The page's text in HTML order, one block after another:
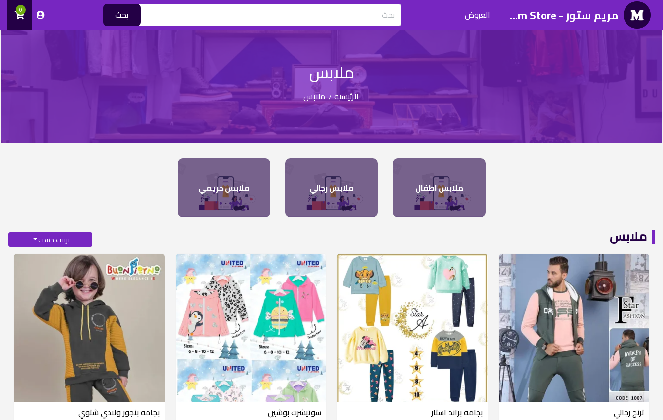
مريم ستور - Mariam Store العروض بحث 0
ملابس
الرئيسية/ ملابس
ملابس اطفال ملابس رجالي ملابس حريمي
ملابس ترتيب حسب
متوفر 1 قطع ترنج رجالي متوفر 6 قطع بجامه براند استار سوتيشرت بوشين متوفر 6 قطع بجامه بنجور ولادي شتوي